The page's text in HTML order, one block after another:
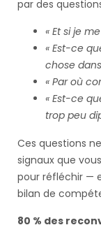
par des
« Et si je
« Est-ce
chose
« Par où
« Est-ce
trop peu
Ces questions
signaux que
pour réfléchir —
bilan de
80 % des